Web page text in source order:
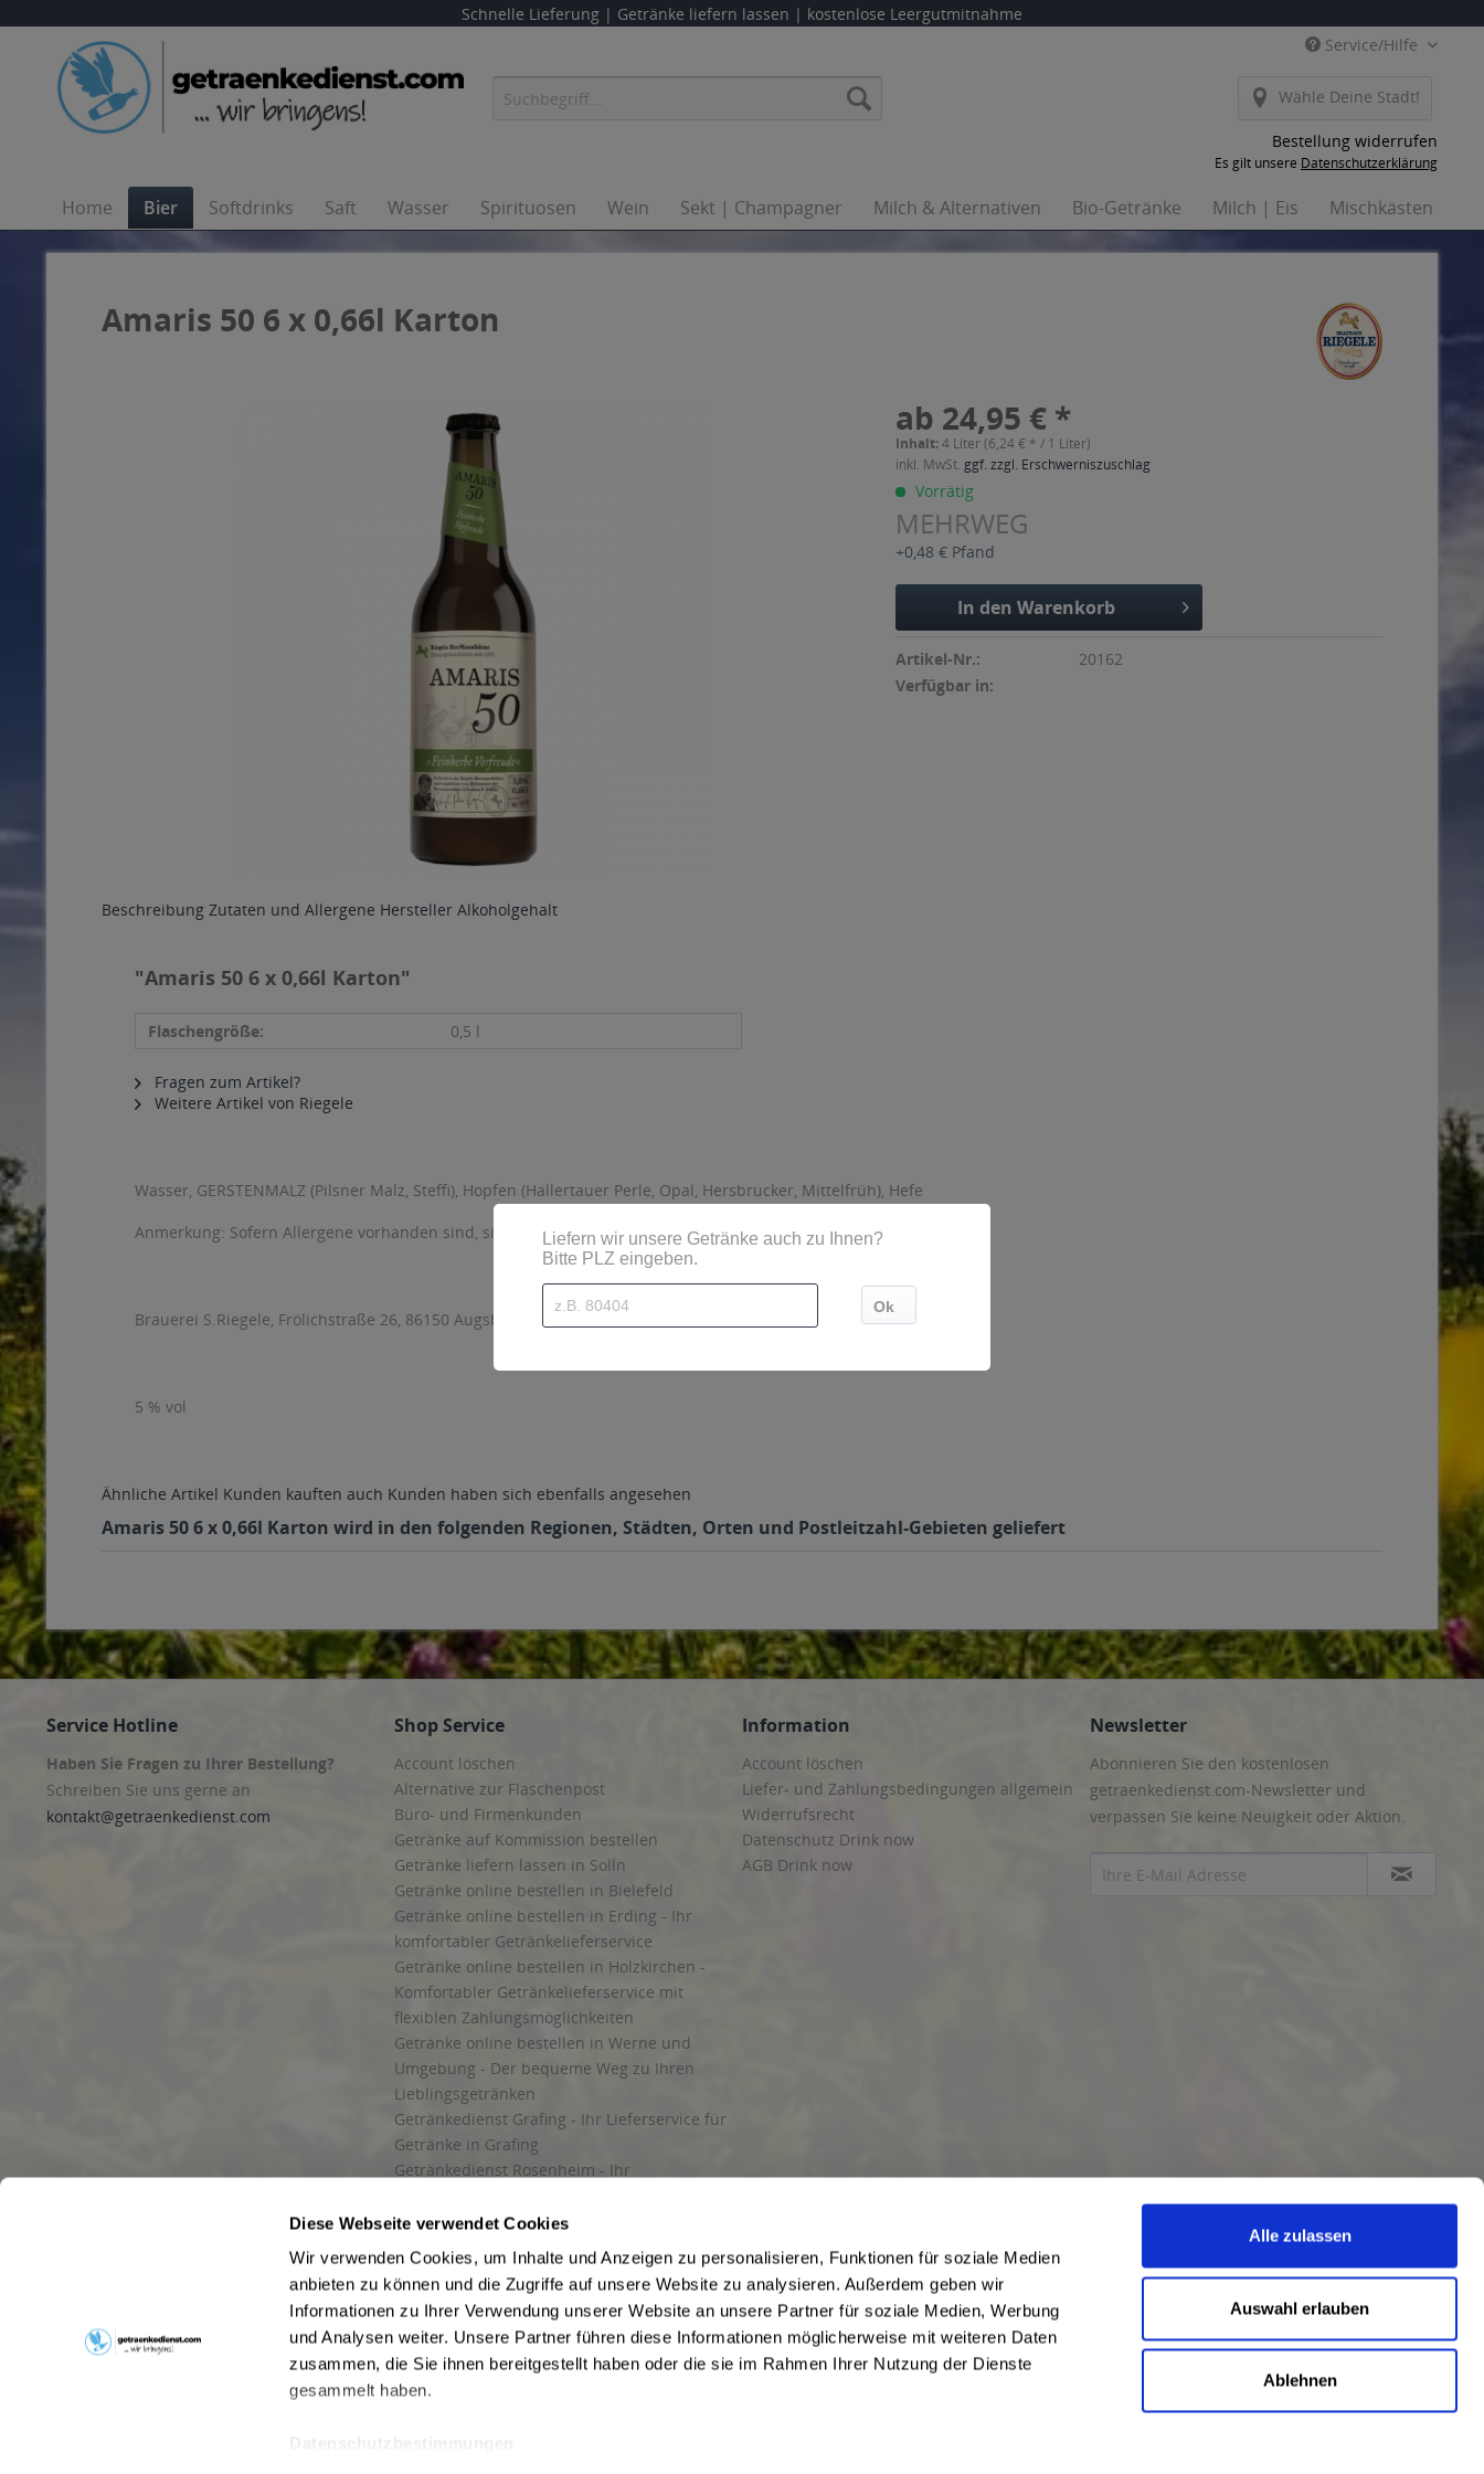
Diese Webseite verwendet Cookies
Wir verwenden Cookies, um Inhalte und Anzeigen zu personalisieren, Funktionen für soziale Medien
anbieten zu können und die Zugriffe auf unsere Website zu analysieren. Außerdem geben wir
Informationen zu Ihrer Verwendung unserer Website an unsere Partner für soziale Medien, Werbung
und Analysen weiter. Unsere Partner führen diese Informationen möglicherweise mit weiteren Daten
zusammen, die Sie ihnen bereitgestellt haben oder die sie im Rahmen Ihrer Nutzung der Dienste
gesammelt haben.
Alle zulassen
Auswahl erlauben
Ablehnen
Schnelle Lieferung | Getränke liefern lassen | kostenlose Leergutmitnahme
Service/Hilfe
Wähle Deine Stadt!
Bestellung widerrufen
Es gilt unsere Datenschutzerklärung
Home Bier Softdrinks Saft Wasser Spirituosen Wein Sekt | Champagner Milch & Alternativen Bio-Getränke Milch | Eis Mischkästen
Amaris 50 6 x 0,66l Karton
ab 24,95 € *
Inhalt:4 Liter (6,24 € * / 1 Liter)
inkl. MwSt. ggf. zzgl. Erschwerniszuschlag
Vorrätig
MEHRWEG
+0,48 € Pfand
In den Warenkorb
Artikel-Nr.:
20162
Verfügbar in:
Beschreibung Zutaten und Allergene Hersteller Alkoholgehalt
"Amaris 50 6 x 0,66l Karton"
Flaschengröße: 0,5 l
Fragen zum Artikel?
Weitere Artikel von Riegele
Wasser, GERSTENMALZ (Pilsner Malz, Steffi), Hopfen (Hallertauer Perle, Opal, Hersbrucker, Mittelfrüh), Hefe
Anmerkung: Sofern Allergene vorhanden sind, sind diese mittels Großbuchstaben besonders hervorgehoben
Brauerei S.Riegele, Frölichstraße 26, 86150 Augsburg, Tel.: 0821-3209-76
5 % vol
Ähnliche Artikel Kunden kauften auch Kunden haben sich ebenfalls angesehen
Amaris 50 6 x 0,66l Karton wird in den folgenden Regionen, Städten, Orten und Postleitzahl-Gebieten geliefert
Service Hotline
Haben Sie Fragen zu Ihrer Bestellung?
Schreiben Sie uns gerne an
kontakt@getraenkedienst.com
Shop Service
Account löschen
Alternative zur Flaschenpost
Büro- und Firmenkunden
Getränke auf Kommission bestellen
Getränke liefern lassen in Solln
Getränke online bestellen in Bielefeld
Getränke online bestellen in Erding - Ihr
komfortabler Getränkelieferservice
Getränke online bestellen in Holzkirchen -
Komfortabler Getränkelieferservice mit
flexiblen Zahlungsmöglichkeiten
Getränke online bestellen in Werne und
Umgebung - Der bequeme Weg zu Ihren
Lieblingsgetränken
Getränkedienst Grafing - Ihr Lieferservice für
Getränke in Grafing
Getränkedienst Rosenheim - Ihr
und Umgebung
Getränkelieferung in Starnberg
Liefergebiet
Lieferservice für Getränke
Wir liefern Getränke
Kontakt
Newsletter
Information
Account löschen
Liefer- und Zahlungsbedingungen allgemein
Widerrufsrecht
Datenschutz Drink now
AGB Drink now
Newsletter
Abonnieren Sie den kostenlosen
getraenkedienst.com-Newsletter und
verpassen Sie keine Neuigkeit oder Aktion.